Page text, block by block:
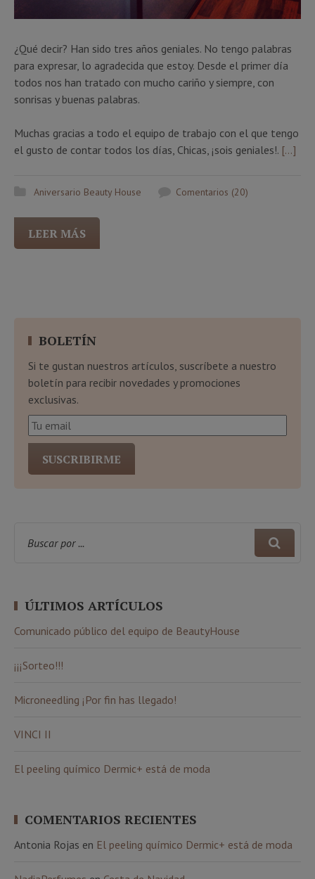
¿Qué decir? Han sido tres años geniales. No tengo palabras
para expresar, lo agradecida que estoy. Desde el primer día
todos nos han tratado con mucho cariño y siempre, con
sonrisas y buenas palabras.
Muchas gracias a todo el equipo de trabajo con el que tengo
el gusto de contar todos los días, Chicas, ¡sois geniales!. […]
Aniversario Beauty House Comentarios (20)
LEER MÁS
BOLETÍN
Si te gustan nuestros artículos, suscríbete a nuestro
boletín para recibir novedades y promociones
exclusivas.
ÚLTIMOS ARTÍCULOS
Comunicado público del equipo de BeautyHouse
¡¡¡Sorteo!!!
Microneedling ¡Por fin has llegado!
VINCI II
El peeling químico Dermic+ está de moda
COMENTARIOS RECIENTES
Antonia Rojas en El peeling químico Dermic+ está de moda